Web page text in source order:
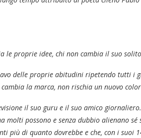
le proprie idee, chi non cambia il suo
delle proprie abitudini ripetendo tutti i
la marca, non rischia un nuovo
il suo guru e il suo amico
molti possono e senza dubbio alienano
più di quanto dovrebbe e che, con i suoi